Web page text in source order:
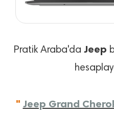
Pratik Araba'da Jeep
" Jeep Grand